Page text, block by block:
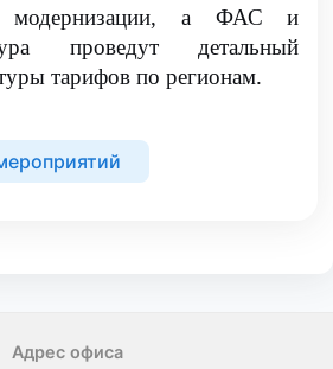
модернизации, а ФАС и
проведут детальный
тарифов по регионам.
Адрес офиса